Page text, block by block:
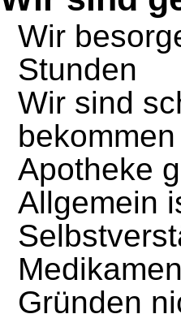
Wir
Stunden
Wir sind
Apotheke
Allgemein
Gründen